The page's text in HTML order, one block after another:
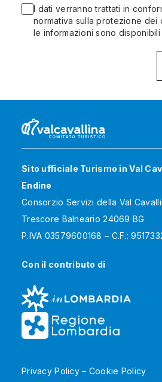
I dati verranno trattati in
normativa sulla protezione dei
le informazioni sono disponibili
Sito ufficiale Turismo in Val
Endine
Consorzio Servizi della Val
Trescore Balneario 24069 BG
P.IVA 03579600168 – C.F.:
Con il contributo di
Privacy Policy– Cookie Policy